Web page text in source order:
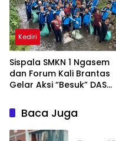
Kediri
Sispala SMKN 1 Ngasem
dan Forum Kali Brantas
Gelar Aksi “Besuk” DAS
Sampah di Pare
Baca Juga